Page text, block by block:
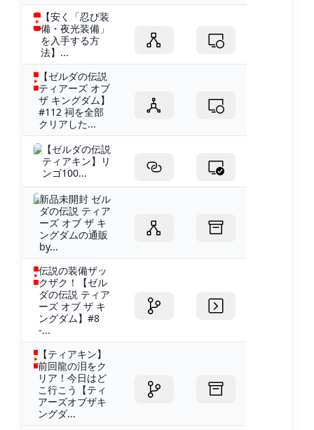
【安く「忍び装
備・夜光装備」
を入手する方
法】...
【ゼルダの伝説
ティアーズ オブ
ザ キングダム】
#112 祠を全部
クリアした...
【ゼルダの伝説
ティアキン】リ
ンゴ100...
新品未開封 ゼル
ダの伝説 ティア
ーズ オブ ザ キ
ングダムの通販
by...
伝説の装備ザッ
クザク！【ゼル
ダの伝説 ティア
ーズ オブ ザ キ
ングダム】#8
-...
【ティアキン】
前回龍の泪をク
リア！今日はど
こ行こう【ティ
アーズオブザキ
ングダ...